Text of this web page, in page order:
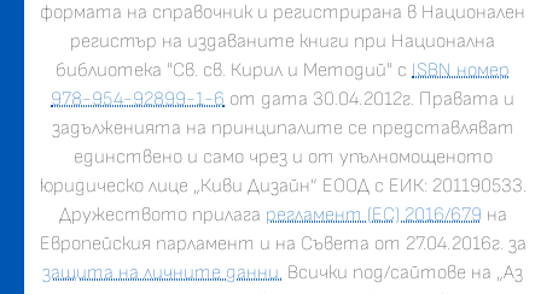
формата на справочник и регистрирана в Национален
регистър на издаваните книги при Национална
библиотека "Св. св. Кирил и Методий" с ISBN номер
978-954-92899-1-6 от дата 30.04.2012г. Правата и
задълженията на принципалите се представляват
единствено и само чрез и от упълномощеното
юридическо лице „Киви Дизайн” ЕООД с ЕИК: 201190533.
Дружеството прилага регламент (ЕС) 2016/679 на
Европейския парламент и на Съвета от 27.04.2016г. за
защита на личните данни. Всички под/сайтове на „Аз